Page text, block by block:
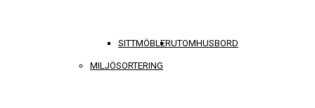
SITTMÖBLERUTOMHUSBORD
MILJÖSORTERING